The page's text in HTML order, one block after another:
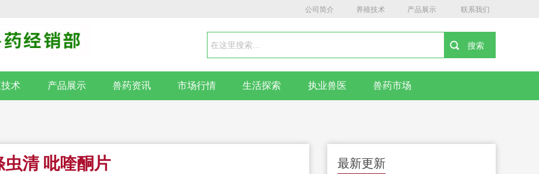
公司简介 养殖技术 产品展示 联系我们
术 产品展示 兽药资讯 市场行情 生活探索 执业兽医 兽药市场
虫清 吡喹酮片 最新更新